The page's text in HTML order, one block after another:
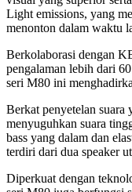
Light emissions, yang
menonton dalam waktu
Berkolaborasi dengan
pengalaman lebih dari
seri M80 ini
Berkat penyetelan
menyuguhkan suara
bass yang dalam dan
terdiri dari dua speaker
Diperkuat dengan